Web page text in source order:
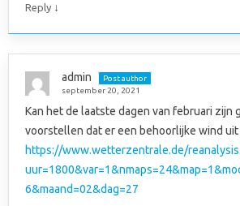
Reply ↓
admin
Post author
september 20, 2021
Kan het de laatste dagen van februari zijn
voorstellen dat er een behoorlijke wind
https://www.wetterzentrale.de/
6&maand=02&dag=27